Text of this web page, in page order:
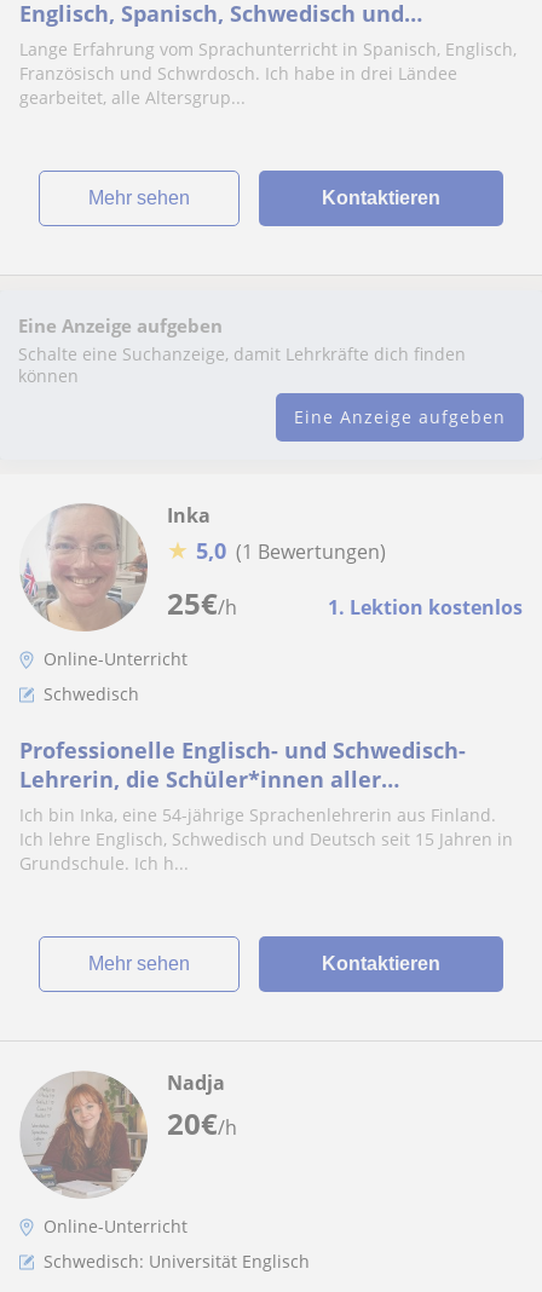
Englisch, Spanisch, Schwedisch und
Französisch.
Lange Erfahrung vom Sprachunterricht in Spanisch, Englisch,
Französisch und Schwrdosch. Ich habe in drei Ländee
gearbeitet, alle Altersgrup...
Mehr sehen Kontaktieren
Eine Anzeige aufgeben
Schalte eine Suchanzeige, damit Lehrkräfte dich finden
können
Eine Anzeige aufgeben
25€/h 1. Lektion kostenlos
Inka
★ 5,0 (1 Bewertungen)
Online-Unterricht
Schwedisch
Professionelle Englisch- und Schwedisch-
Lehrerin, die Schüler*innen aller
Altersgruppen mit über 15 J. Erfahrung
unterrichtet
Ich bin Inka, eine 54-jährige Sprachenlehrerin aus Finland.
Ich lehre Englisch, Schwedisch und Deutsch seit 15 Jahren in
Grundschule. Ich h...
Mehr sehen Kontaktieren
20€/h
Nadja
Online-Unterricht
Schwedisch: Universität Englisch